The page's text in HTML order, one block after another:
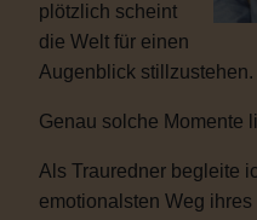
plötzlich scheint
die Welt für einen
Augenblick stillzustehen.
Genau solche Momente
Als Trauredner begleite
emotionalsten Weg